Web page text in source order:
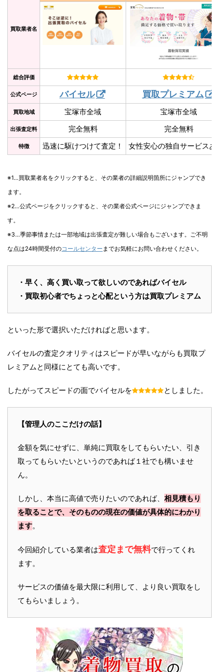
買取業者名
総合評価
公式ページ バイセル 買取プレミアム
買取地域 宝塚市全域 宝塚市全域
出張査定料 完全無料 完全無料
特徴 迅速に駆けつけて査定！ 女性安心の独自サービスあ
※1…買取業者名をクリックすると、その業者の詳細説明箇所にジャンプでき
ます。
※2…公式ページをクリックすると、その業者公式ページにジャンプできま
す。
※3…季節事情または一部地域は出張査定が難しい場合もございます。ご不明
な点は24時間受付のコールセンター までお気軽にお問い合わせください。
・早く、高く買い取って欲しいのであればバイセル
・買取初心者でちょっと心配という方は買取プレミアム
といった形で選択いただければと思います。
バイセルの査定クオリティはスピードが早いながらも買取プ
レミアムと同様にとても高いです。
したがってスピードの面でバイセルを としました。
【管理人のここだけの話】
金額を気にせずに、単純に買取をしてもらいたい、引き
取ってもらいたいというのであれば１社でも構いませ
ん。
しかし、本当に高値で売りたいのであれば、 相見積もり
を取ることで、そのものの現在の価値が具体的にわかり
ます。
今回紹介している業者は査定まで無料で行ってくれ
ます。
サービスの価値を最大限に利用して、より良い買取をし
てもらいましょう。